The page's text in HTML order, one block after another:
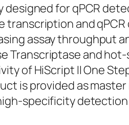
for qPCR
and
assay throughput
and
HiScript II One Step
is provided as
specificity